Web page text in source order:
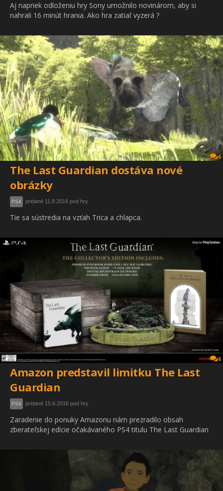
Aj napriek odloženiu hry Sony umožnilo novinárom, aby si
nahrali 16 minút hrania. Ako hra zatiaľ vyzerá ?
6
The Last Guardian dostáva nové
obrázky
PS4 pridané 11.8.2016 pod hry
Tie sa sústredia na vzťah Trica a chlapca.
6
Amazon predstavil limitku The Last
Guardian
PS4 pridané 15.6.2016 pod hry
Zaradenie do ponuky Amazonu nám prezradilo obsah
zberateľskej edície očakávaného PS4 titulu The Last Guardian